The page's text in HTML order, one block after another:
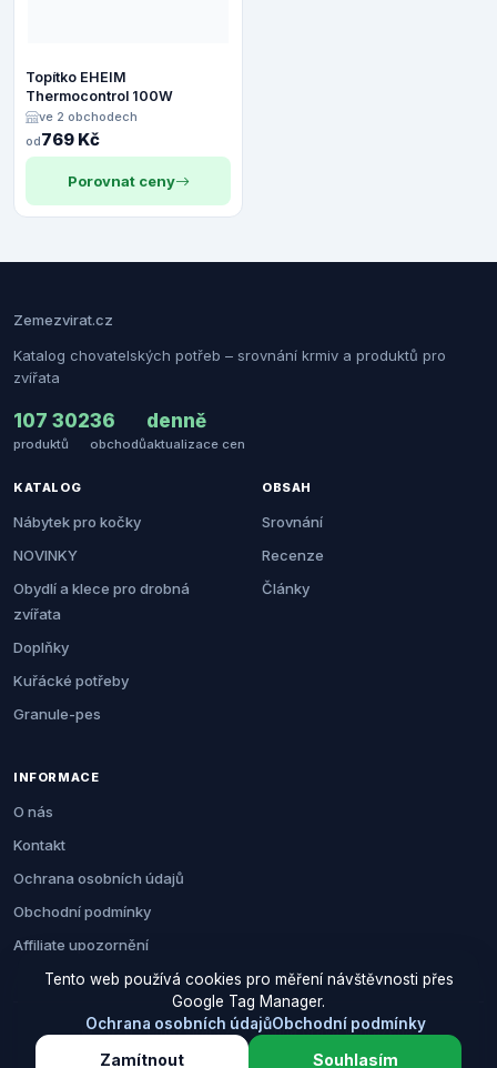
Topítko EHEIM
Thermocontrol 100W
ve 2 obchodech
od769 Kč
Porovnat ceny
Zemezvirat.cz
Katalog chovatelských potřeb – srovnání krmiv a produktů pro
zvířata
107 302
produktů
36
obchodů
denně
aktualizace cen
KATALOG
Nábytek pro kočky
NOVINKY
Obydlí a klece pro drobná
zvířata
Doplňky
Kuřácké potřeby
Granule-pes
OBSAH
Srovnání
Recenze
Články
INFORMACE
O nás
Kontakt
Ochrana osobních údajů
Obchodní podmínky
Affiliate upozornění
© 2026 Zemezvirat.cz. Všechna práva vyhrazena.
Za nákup přes naše odkazy můžeme získat provizi. Cenu pro vás to
Tento web používá cookies pro měření návštěvnosti přes
Google Tag Manager.
Ochrana osobních údajůObchodní podmínky
Zamítnout Souhlasím